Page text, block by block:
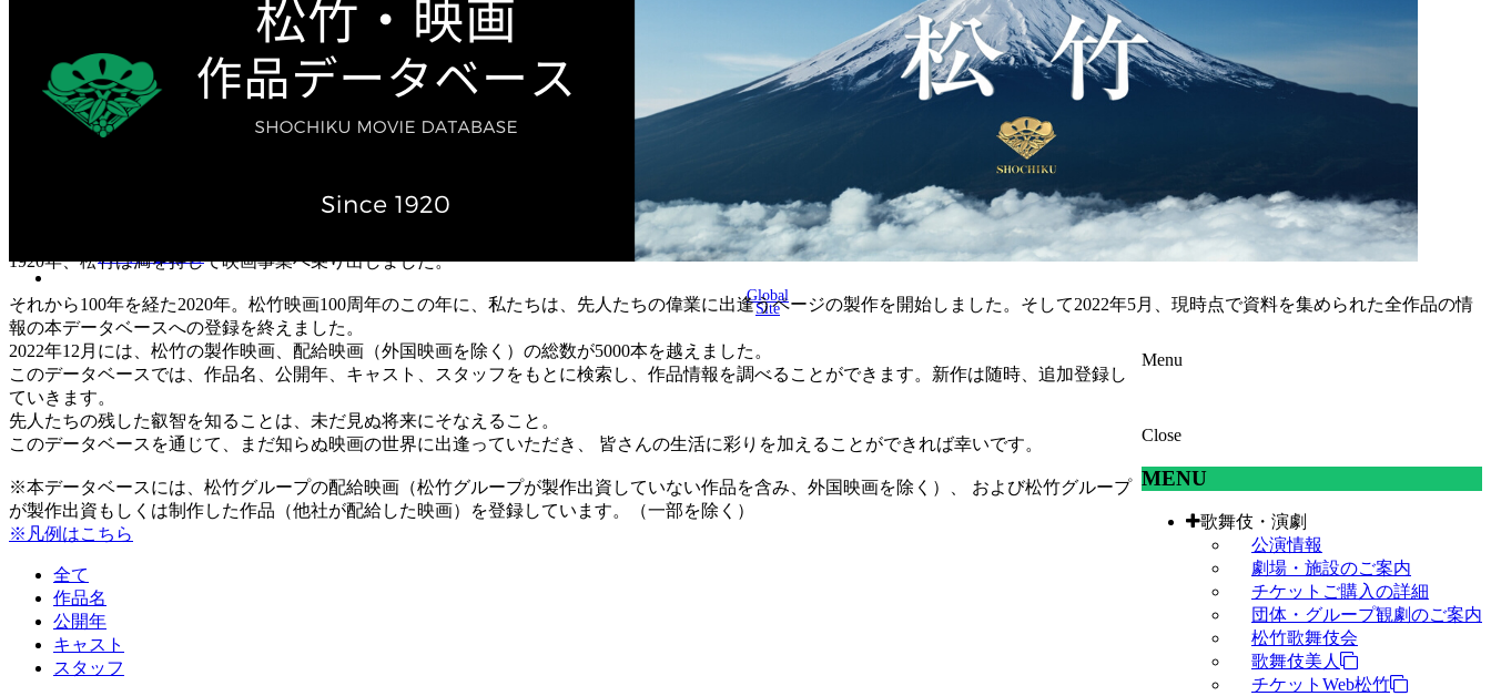
松竹ストア（通販サイト）
ゲーム事業（English）
企業情報
会社案内
Global
Site
Menu
Close
MENU
歌舞伎・演劇
公演情報
劇場・施設のご案内
チケットご購入の詳細
団体・グループ観劇のご案内
松竹歌舞伎会
歌舞伎美人
チケットWeb松竹
1920年、松竹は満を持して映画事業へ乗り出しました。
それから100年を経た2020年。松竹映画100周年のこの年に、私たちは、先人たちの偉業に出逢うページの製作を開始しました。そして2022年5月、現時点で資料を集められた全作品の情
報の本データベースへの登録を終えました。
2022年12月には、松竹の製作映画、配給映画（外国映画を除く）の総数が5000本を越えました。
このデータベースでは、作品名、公開年、キャスト、スタッフをもとに検索し、作品情報を調べることができます。新作は随時、追加登録し
ていきます。
先人たちの残した叡智を知ることは、未だ見ぬ将来にそなえること。
このデータベースを通じて、まだ知らぬ映画の世界に出逢っていただき、 皆さんの生活に彩りを加えることができれば幸いです。
※本データベースには、松竹グループの配給映画（松竹グループが製作出資していない作品を含み、外国映画を除く）、 および松竹グループ
が製作出資もしくは制作した作品（他社が配給した映画）を登録しています。（一部を除く）
※凡例はこちら
全て
作品名
公開年
キャスト
スタッフ